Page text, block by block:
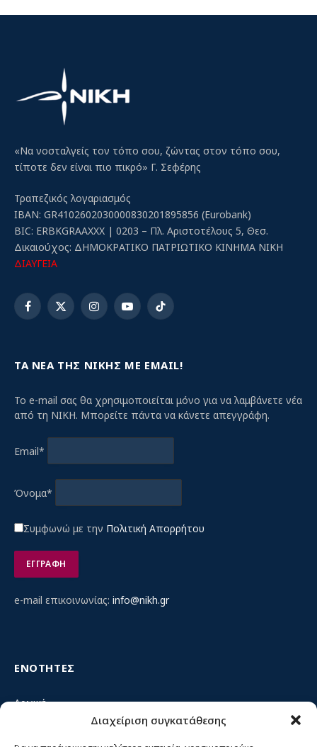
Διαχείριση συγκατάθεσης
«Να νοσταλγείς τον τόπο σου, ζώντας στον τόπο σου,
τίποτε δεν είναι πιο πικρό» Γ. Σεφέρης
Τραπεζικός λογαριασμός
IBAN: GR4102602030000830201895856 (Eurobank)
BIC: ERBKGRAAXXX | 0203 – Πλ. Αριστοτέλους 5, Θεσ.
Δικαιούχος: ΔΗΜΟΚΡΑΤΙΚΟ ΠΑΤΡΙΩΤΙΚΟ ΚΙΝΗΜΑ ΝΙΚΗ
ΔΙΑΥΓΕΙΑ
Facebook
X
InstagramYouTubeTikTok
ΤΑ ΝΕΑ ΤΗΣ ΝΙΚΗΣ ΜΕ EMAIL!
Το e-mail σας θα χρησιμοποιείται μόνο για να λαμβάνετε νέα
από τη ΝΙΚΗ. Μπορείτε πάντα να κάνετε απεγγράφη.
Email*
Όνομα*
Συμφωνώ με την Πολιτική Απορρήτου
e-mail επικοινωνίας: info@nikh.gr
ΕΝΟΤΗΤΕΣ
Αρχική
Κίνημα ΝΙΚΗ – Ποιοι είμαστε, αρχές & δράση